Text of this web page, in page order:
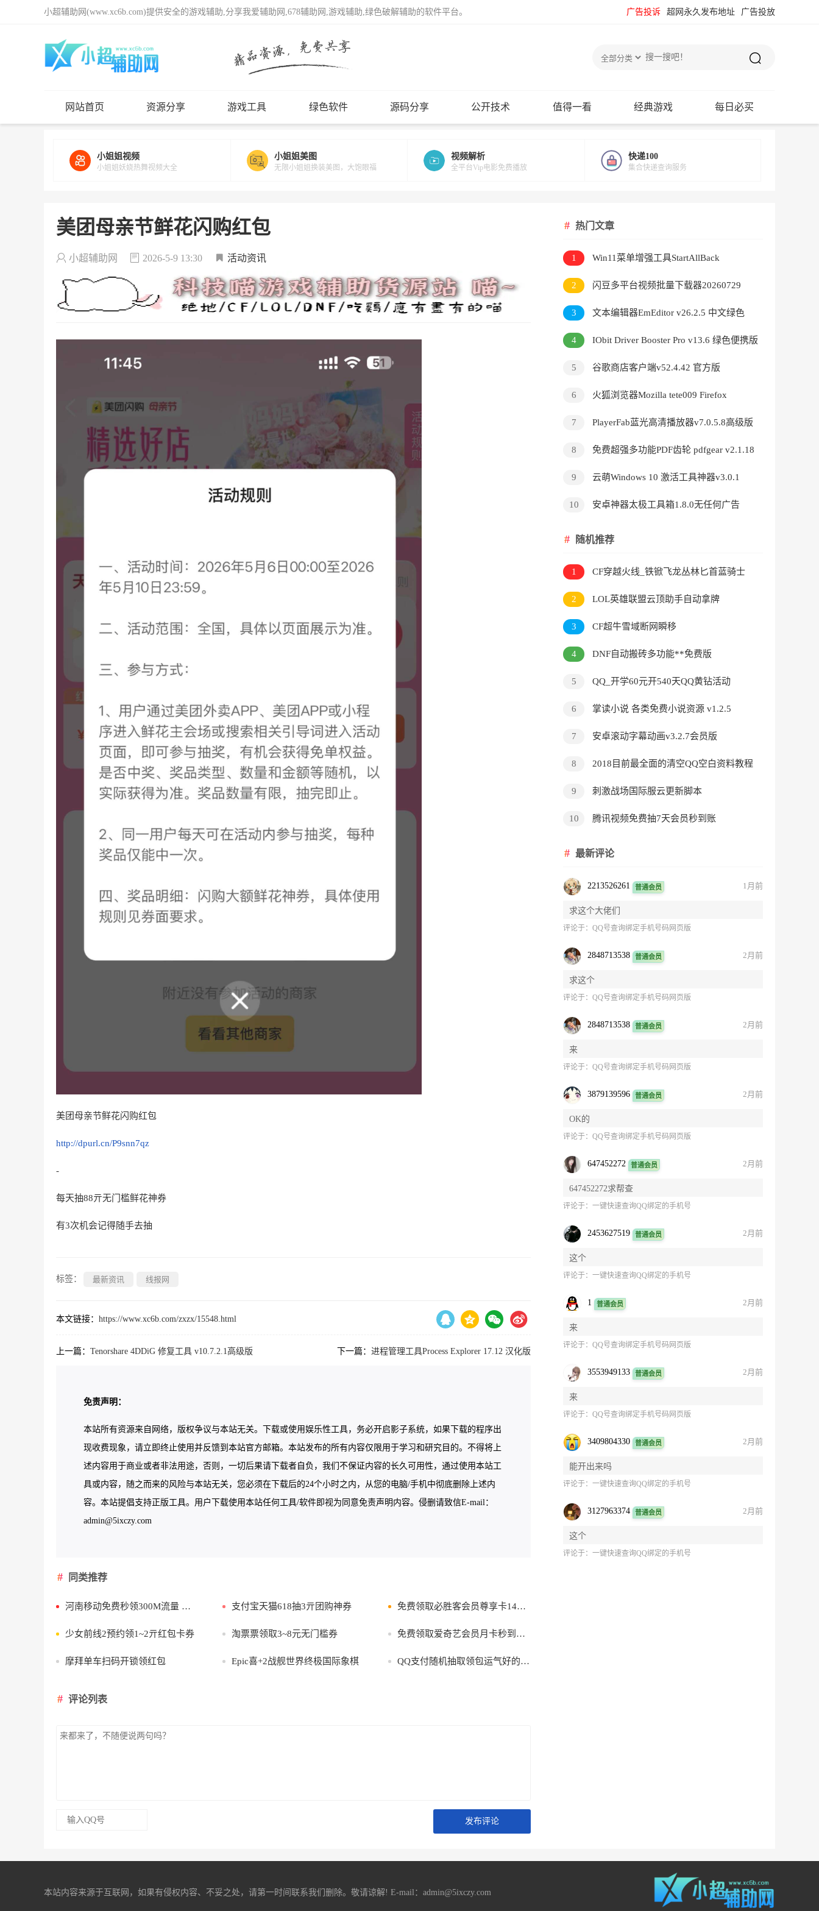
小超辅助网(www.xc6b.com)提供安全的游戏辅助,分享我爱辅助网,678辅助网,游戏辅助,绿色破解辅助的软件平台。 广告投放
超网永久发布地址
广告投诉
网站首页 资源分享 游戏工具 绿色软件 源码分享 公开技术 值得一看 经典游戏 每日必买
小姐姐视频
小姐姐妖娆热舞视频大全
小姐姐美图
无限小姐姐换装美图，大饱眼福
视频解析
全平台Vip电影免费播放
快递100
集合快递查询服务
美团母亲节鲜花闪购红包
小超辅助网 2026-5-9 13:30 活动资讯
美团母亲节鲜花闪购红包
http://dpurl.cn/P9snn7qz
-
每天抽88亓无门槛鲜花神券
有3次机会记得随手去抽
标签： 最新资讯 线报网
本文链接： https://www.xc6b.com/zxzx/15548.html
上一篇： Tenorshare 4DDiG 修复工具 v10.7.2.1高级版 下一篇：进程管理工具Process Explorer 17.12 汉化版
免责声明：
本站所有资源来自网络，版权争议与本站无关。下载或使用娱乐性工具，务必开启影子系统，如果下载的程序出
现收费现象，请立即终止使用并反馈到本站官方邮箱。本站发布的所有内容仅限用于学习和研究目的。不得将上
述内容用于商业或者非法用途，否则，一切后果请下载者自负，我们不保证内容的长久可用性，通过使用本站工
具或内容，随之而来的风险与本站无关，您必须在下载后的24个小时之内，从您的电脑/手机中彻底删除上述内
容。本站提倡支持正版工具。用户下载使用本站任何工具/软件即视为同意免责声明内容。侵删请致信E-mail：
admin@5ixczy.com
同类推荐
河南移动免费秒领300M流量 秒到账 支付宝天猫618抽3亓团购神券 免费领取必胜客会员尊享卡14天活动
少女前线2预约领1~2亓红包卡券 淘票票领取3~8元无门槛券 免费领取爱奇艺会员月卡秒到活动
摩拜单车扫码开锁领红包 Epic喜+2战舰世界终极国际象棋 QQ支付随机抽取领包运气好的8.8
评论列表
发布评论
热门文章
1
Win11菜单增强工具StartAllBack
v3.9.24.5378直装版
2
闪豆多平台视频批量下载器20260729
3
文本编辑器EmEditor v26.2.5 中文绿色
版
4
IObit Driver Booster Pro v13.6 绿色便携版
5 谷歌商店客户端v52.4.42 官方版
6
火狐浏览器Mozilla tete009 Firefox
7
PlayerFab蓝光高清播放器v7.0.5.8高级版
8 免费超强多功能PDF齿轮 pdfgear v2.1.18
9 云萌Windows 10 激活工具神器v3.0.1
10 安卓神器太极工具箱1.8.0无任何广告
随机推荐
1
CF穿越火线_铁锨飞龙丛林匕首蓝骑士
手斧雷蛇三合一两倍刀距**REZ
2
LOL英雄联盟云顶助手自动拿牌
3 CF超牛雪域断网瞬移
4 DNF自动搬砖多功能**免费版
5 QQ_开学60元开540天QQ黄钻活动
6 掌读小说 各类免费小说资源 v1.2.5
7 安卓滚动字幕动画v3.2.7会员版
8 2018目前最全面的清空QQ空白资料教程
9 刺激战场国际服云更新脚本
10 腾讯视频免费抽7天会员秒到账
最新评论
2213526261 普通会员 1月前
求这个大佬们
评论于：QQ号查询绑定手机号码网页版
2848713538 普通会员 2月前
求这个
评论于：QQ号查询绑定手机号码网页版
2848713538 普通会员 2月前
来
评论于：QQ号查询绑定手机号码网页版
3879139596 普通会员 2月前
OK的
评论于：QQ号查询绑定手机号码网页版
647452272 普通会员 2月前
647452272求帮查
评论于：一键快速查询QQ绑定的手机号
2453627519 普通会员 2月前
这个
评论于：一键快速查询QQ绑定的手机号
1 普通会员 2月前
来
评论于：QQ号查询绑定手机号码网页版
3553949133 普通会员 2月前
来
评论于：QQ号查询绑定手机号码网页版
3409804330 普通会员 2月前
能开出来吗
评论于：一键快速查询QQ绑定的手机号
3127963374 普通会员 2月前
这个
评论于：一键快速查询QQ绑定的手机号
本站内容来源于互联网，如果有侵权内容、不妥之处，请第一时间联系我们删除。敬请谅解! E-mail：admin@5ixczy.com